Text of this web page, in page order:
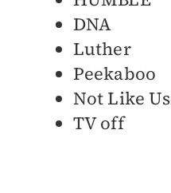
DNA
Luther
Peekaboo
Not Like Us
TV off